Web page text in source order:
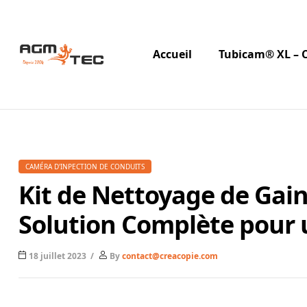
XL
Caméra
d'inspection
Ø50
Accueil Tubicam® XL –
CAMÉRA D'INPECTION DE CONDUITS
Kit de Nettoyage de
Solution Complète pour
18 juillet 2023 Bycontact@creacopie.com